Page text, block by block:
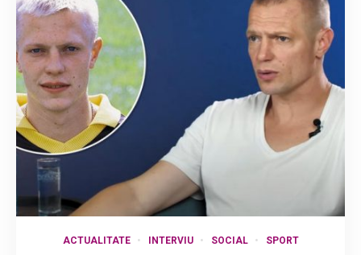
ACTUALITATE INTERVIU SOCIAL SPORT